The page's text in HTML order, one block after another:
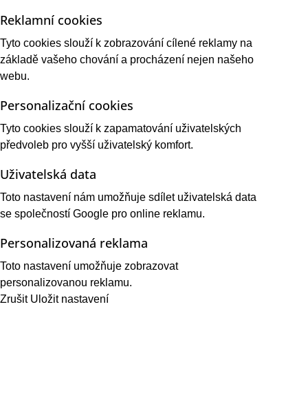
Reklamní cookies
Tyto cookies slouží k zobrazování cílené reklamy na
základě vašeho chování a procházení nejen našeho
webu.
Personalizační cookies
Tyto cookies slouží k zapamatování uživatelských
předvoleb pro vyšší uživatelský komfort.
Uživatelská data
Toto nastavení nám umožňuje sdílet uživatelská data
se společností Google pro online reklamu.
Personalizovaná reklama
Toto nastavení umožňuje zobrazovat
personalizovanou reklamu.
Zrušit Uložit nastavení